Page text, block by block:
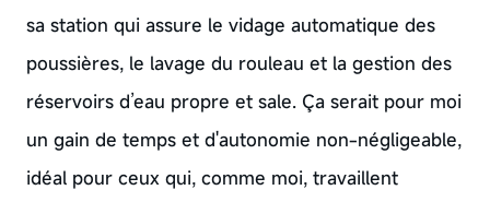
sa station qui assure le vidage automatique des
poussières, le lavage du rouleau et la gestion des
réservoirs d’eau propre et sale. Ça serait pour moi
un gain de temps et d'autonomie non-négligeable,
idéal pour ceux qui, comme moi, travaillent